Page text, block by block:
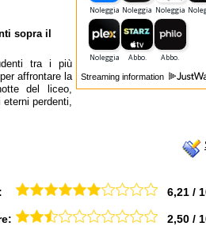
Streaming information
sopra il
tra i più
affrontare la
del liceo,
perdenti,
6,21 /
2,50 /